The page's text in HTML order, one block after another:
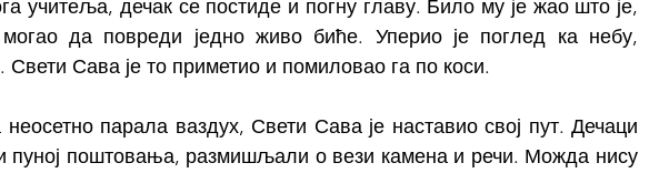
учитеља, дечак се постиде и погну главу. Било му је жао што је,
да повреди једно живо биће. Уперио је поглед ка небу,
Свети Сава је то приметио и помиловао га по коси.
неосетно парала ваздух, Свети Сава је наставио свој пут. Дечаци
пуној поштовања, размишљали о вези камена и речи. Можда нису